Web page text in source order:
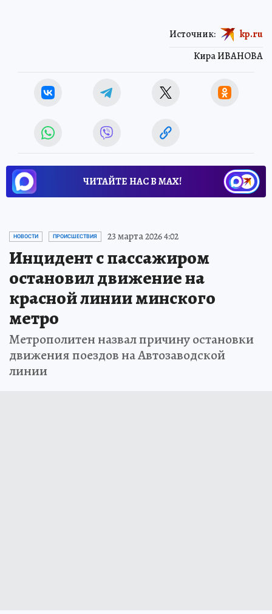
Кира ИВАНОВА
Источник: kp.ru
ЧИТАЙТЕ НАС В МАХ!
НОВОСТИ ПРОИСШЕСТВИЯ 23 марта 2026 4:02
Инцидент с пассажиром
остановил движение на
красной линии минского
метро
Метрополитен назвал причину остановки
движения поездов на Автозаводской
линии